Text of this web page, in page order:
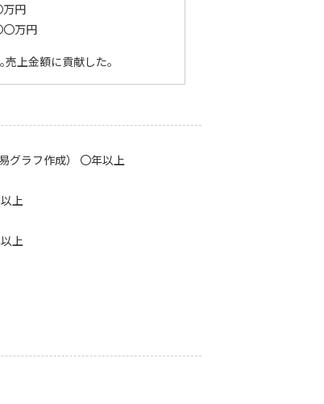
円
〇万円
上金額に貢献した｡
グラフ作成） 〇年以上
上
上